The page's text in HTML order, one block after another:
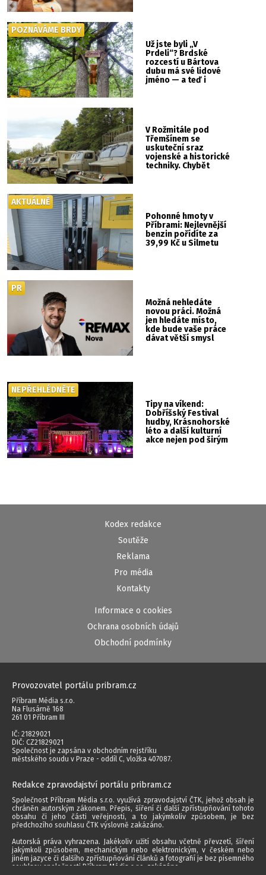
Už jste byli „V
Prdeli“? Brdské
rozcestí u Bártova
dubu má své lidové
jméno — a teď i
POZNÁVÁME BRDY
V Rožmitále pod
Třemšínem se
uskuteční sraz
vojenské a historické
techniky. Chybět
Pohonné hmoty v
Příbrami: Nejlevnější
benzin pořídíte za
39,99 Kč u Silmetu
AKTUÁLNĚ
Možná nehledáte
novou práci. Možná
jen hledáte místo,
kde bude vaše práce
dávat větší smysl
PR
Tipy na víkend:
Dobříšský Festival
hudby, Krásnohorské
léto a další kulturní
akce nejen pod širým
NEPŘEHLÉDNĚTE
Kodex redakce
Soutěže
Reklama
Pro média
Kontakty
Informace o cookies
Ochrana osobních údajů
Obchodní podmínky
Provozovatel portálu pribram.cz
Příbram Média s.r.o.
Na Flusárně 168
261 01 Příbram III
IČ: 21829021
DIČ: CZ21829021
Společnost je zapsána v obchodním rejstříku
městského soudu v Praze - oddíl C, vložka 407087.
Redakce zpravodajství portálu pribram.cz
Společnost Příbram Média s.r.o. využívá zpravodajství ČTK, jehož obsah je
chráněn autorským zákonem. Přepis, šíření či další zpřístupňování tohoto
obsahu či jeho části veřejnosti, a to jakýmkoliv způsobem, je bez
předchozího souhlasu ČTK výslovně zakázáno.
Autorská práva vyhrazena. Jakékoliv užití obsahu včetně převzetí, šíření
jakýmkoli způsobem, mechanickým nebo elektronickým, v českém nebo
jiném jazyce či dalšího zpřístupňování článků a fotografií je bez písemného
souhlasu společnosti Příbram Média s.r.o. zakázáno.